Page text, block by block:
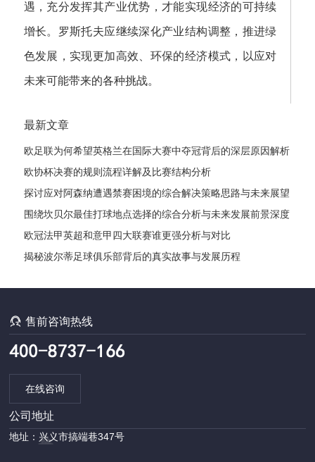
遇，充分发挥其产业优势，才能实现经济的可持续
增长。罗斯托夫应继续深化产业结构调整，推进绿
色发展，实现更加高效、环保的经济模式，以应对
未来可能带来的各种挑战。
最新文章
欧足联为何希望英格兰在国际大赛中夺冠背后的深层原因解析
欧协杯决赛的规则流程详解及比赛结构分析
探讨应对阿森纳遭遇禁赛困境的综合解决策略思路与未来展望
发展路径
围绕坎贝尔最佳打球地点选择的综合分析与未来发展前景深度
探讨全
欧冠法甲英超和意甲四大联赛谁更强分析与对比
揭秘波尔蒂足球俱乐部背后的真实故事与发展历程
售前咨询热线
在线咨询
公司地址
地址：兴义市搞端巷347号